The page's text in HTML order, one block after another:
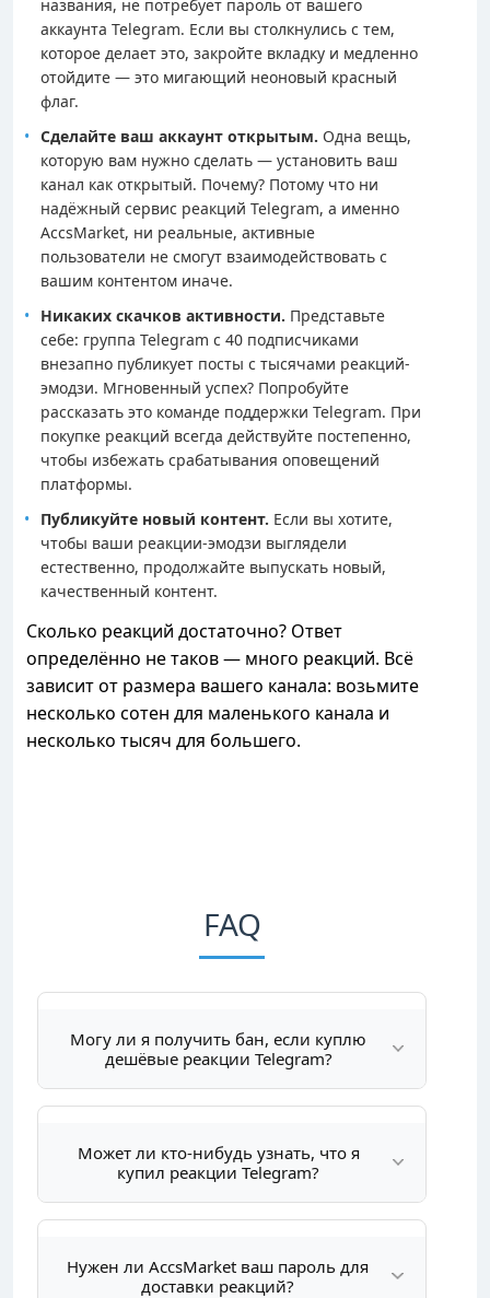
названия, не потребует пароль от вашего
аккаунта Telegram. Если вы столкнулись с тем,
которое делает это, закройте вкладку и медленно
отойдите — это мигающий неоновый красный
флаг.
Сделайте ваш аккаунт открытым. Одна вещь,
которую вам нужно сделать — установить ваш
канал как открытый. Почему? Потому что ни
надёжный сервис реакций Telegram, а именно
AccsMarket, ни реальные, активные
пользователи не смогут взаимодействовать с
вашим контентом иначе.
Никаких скачков активности. Представьте
себе: группа Telegram с 40 подписчиками
внезапно публикует посты с тысячами реакций-
эмодзи. Мгновенный успех? Попробуйте
рассказать это команде поддержки Telegram. При
покупке реакций всегда действуйте постепенно,
чтобы избежать срабатывания оповещений
платформы.
Публикуйте новый контент. Если вы хотите,
чтобы ваши реакции-эмодзи выглядели
естественно, продолжайте выпускать новый,
качественный контент.
Сколько реакций достаточно? Ответ
определённо не таков — много реакций. Всё
зависит от размера вашего канала: возьмите
несколько сотен для маленького канала и
несколько тысяч для большего.
FAQ
Могу ли я получить бан, если куплю
дешёвые реакции Telegram?
Может ли кто-нибудь узнать, что я
купил реакции Telegram?
Нужен ли AccsMarket ваш пароль для
доставки реакций?